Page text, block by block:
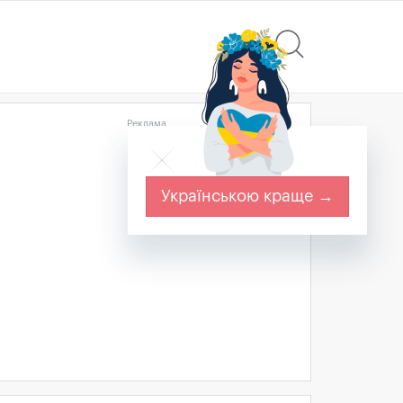
Реклама
Українською краще →